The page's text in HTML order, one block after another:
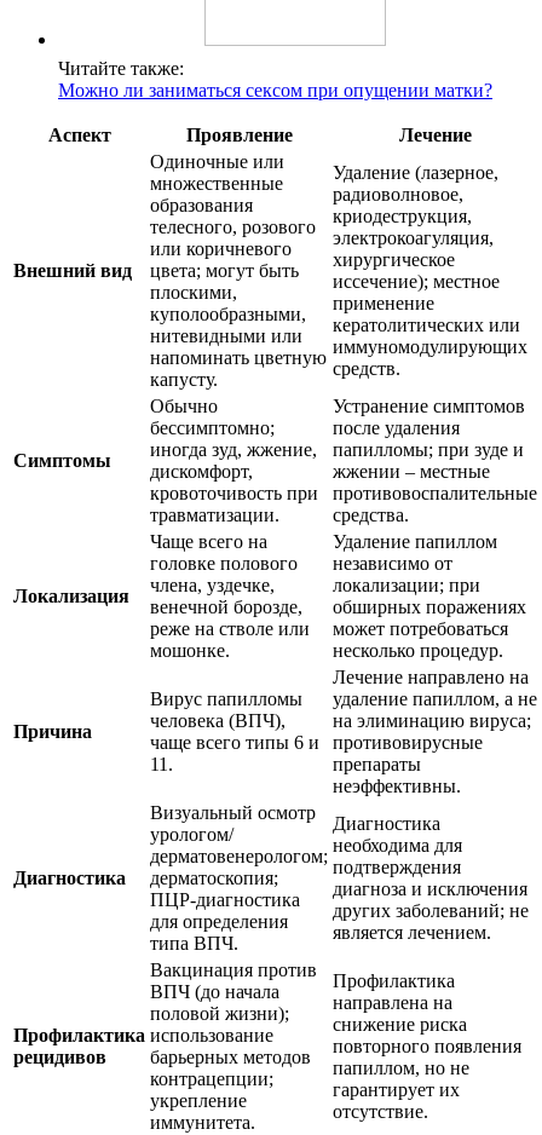
Читайте также:
Можно ли заниматься сексом при опущении матки?
Аспект Проявление Лечение
Внешний вид
Одиночные или
множественные
образования
телесного, розового
или коричневого
цвета; могут быть
плоскими,
куполообразными,
нитевидными или
напоминать цветную
капусту.
Удаление (лазерное,
радиоволновое,
криодеструкция,
электрокоагуляция,
хирургическое
иссечение); местное
применение
кератолитических или
иммуномодулирующих
средств.
Симптомы
Обычно
бессимптомно;
иногда зуд, жжение,
дискомфорт,
кровоточивость при
травматизации.
Устранение симптомов
после удаления
папилломы; при зуде и
жжении – местные
противовоспалительные
средства.
Локализация
Чаще всего на
головке полового
члена, уздечке,
венечной борозде,
реже на стволе или
мошонке.
Удаление папиллом
независимо от
локализации; при
обширных поражениях
может потребоваться
несколько процедур.
Причина
Вирус папилломы
человека (ВПЧ),
чаще всего типы 6 и
11.
Лечение направлено на
удаление папиллом, а не
на элиминацию вируса;
противовирусные
препараты
неэффективны.
Диагностика
Визуальный осмотр
урологом/
дерматовенерологом;
дерматоскопия;
ПЦР-диагностика
для определения
типа ВПЧ.
Диагностика
необходима для
подтверждения
диагноза и исключения
других заболеваний; не
является лечением.
Профилактика
рецидивов
Вакцинация против
ВПЧ (до начала
половой жизни);
использование
барьерных методов
контрацепции;
укрепление
иммунитета.
Профилактика
направлена на
снижение риска
повторного появления
папиллом, но не
гарантирует их
отсутствие.